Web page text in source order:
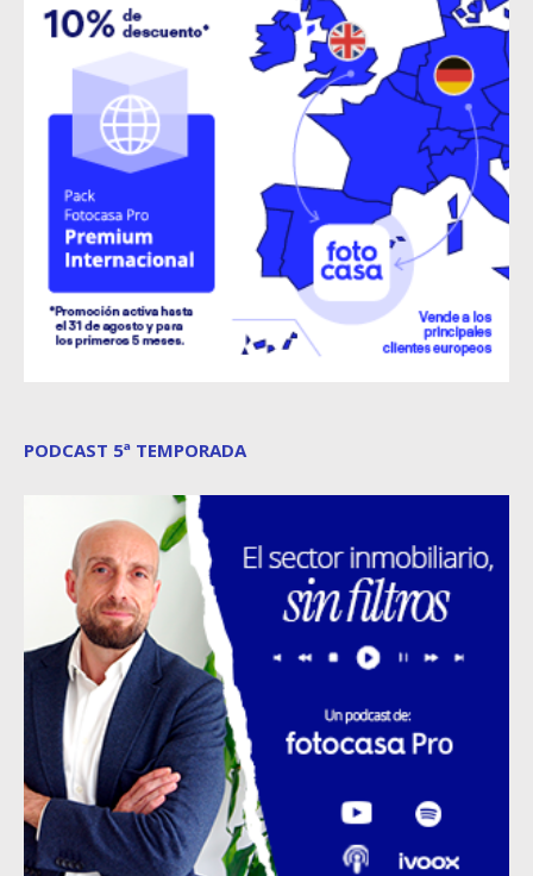
PODCAST 5ª TEMPORADA